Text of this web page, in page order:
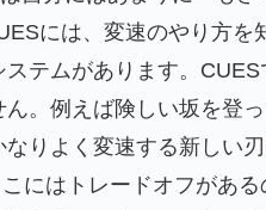
には、変速のやり方を
テムがあります。
。例えば険しい坂を登
りよく変速する新しい
にはトレードオフがあ